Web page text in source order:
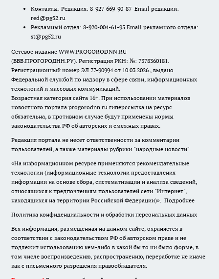
Контакты: Редакция: 8-927-669-90-87 Email редакции:
red@pg52.ru
Рекламный отдел: 8-920-004-61-95 Email рекламного отдела:
st@pg52.ru
Сетевое издание WWW.PROGORODNN.RU
(ВВВ.ПРОГОРОДНН.РУ). Регистрация РКН: №: 7378360181.
Регистрационный номер ЭЛ 77-90994 от 10.03.2026., выдано
Федеральной службой по надзору в сфере связи, информационных
технологий и массовых коммуникаций.
Возрастная категория сайта 16+. При использовании материалов
новостного портала progorodnn.ru гиперссылка на ресурс
обязательна, в противном случае будут применены нормы
законодательства РФ об авторских и смежных правах.
Редакция портала не несет ответственности за комментарии
пользователей, а также материалы рубрики "народные новости".
«На информационном ресурсе применяются рекомендательные
технологии (информационные технологии предоставления
информации на основе сбора, систематизации и анализа сведений,
относящихся к предпочтениям пользователей сети "Интернет",
находящихся на территории Российской Федерации)». Подробнее
Политика конфиденциальности и обработки персональных данных
Вся информация, размещенная на данном сайте, охраняется в
соответствии с законодательством РФ об авторском праве и не
подлежит использованию кем-либо в какой бы то ни было форме, в
том числе воспроизведению, распространению, переработке не иначе
как с письменного разрешения правообладателя.